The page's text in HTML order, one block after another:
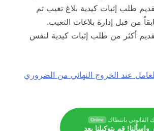
طلب إثبات كيدية بلاغ تغيب تم
من قبل إدارة بلاغات التغيب.
أكثر من طلب إثبات كيدية لنفس
عند الخروج النهائي من الضروري
بانتظاك Online
قم بتوكيلنا بعد